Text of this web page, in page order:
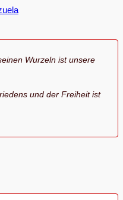
Wurzeln ist unsere
und der Freiheit ist